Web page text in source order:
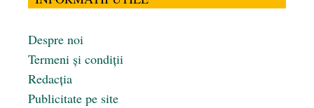
Despre noi
Termeni și condiții
Redacția
Publicitate pe site